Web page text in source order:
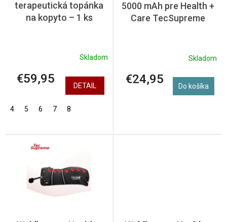
terapeutická topánka
na kopyto – 1 ks
Skladom
€59,95 DETAIL
4 5 6 7 8
5000 mAh pre Health +
Care TecSupreme
Skladom
€24,95 Do košíka